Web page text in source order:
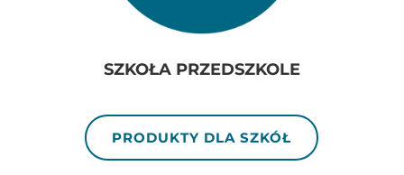
SZKOŁA PRZEDSZKOLE
PRODUKTY DLA SZKÓŁ